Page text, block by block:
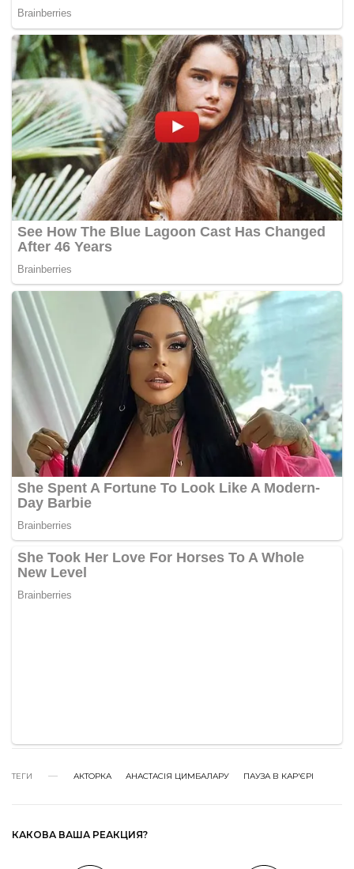
ТЕГИ АКТОРКА АНАСТАСІЯ ЦИМБАЛАРУ ПАУЗА В КАР'ЄРІ
КАКОВА ВАША РЕАКЦИЯ?